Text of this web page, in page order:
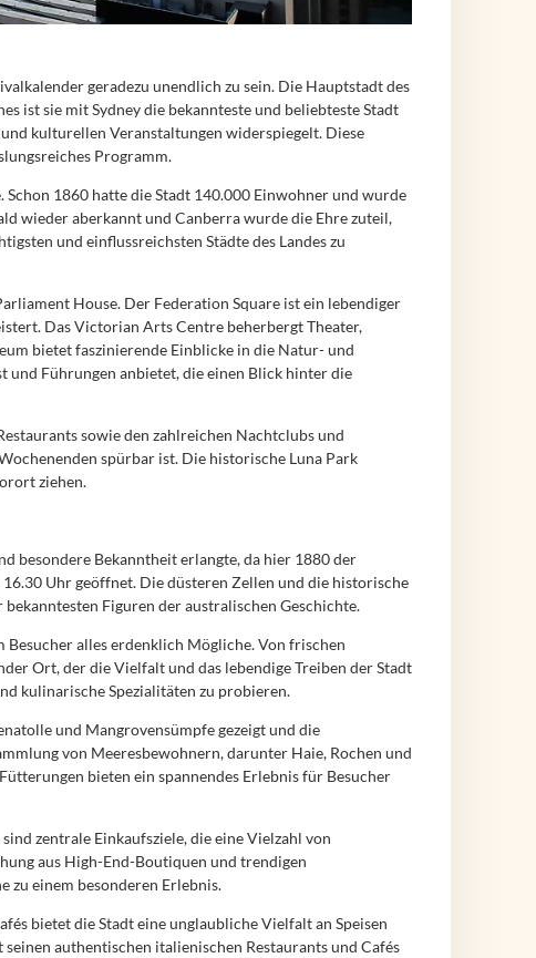
geradezu unendlich zu sein. Die Hauptstadt des
ist sie mit Sydney die bekannteste und beliebteste Stadt
kulturellen Veranstaltungen widerspiegelt. Diese
Programm.
1860 hatte die Stadt 140.000 Einwohner und wurde
wieder aberkannt und Canberra wurde die Ehre zuteil,
und einflussreichsten Städte des Landes zu
House. Der Federation Square ist ein lebendiger
Das Victorian Arts Centre beherbergt Theater,
bietet faszinierende Einblicke in die Natur- und
Führungen anbietet, die einen Blick hinter die
sowie den zahlreichen Nachtclubs und
spürbar ist. Die historische Luna Park
ziehen.
besondere Bekanntheit erlangte, da hier 1880 der
Uhr geöffnet. Die düsteren Zellen und die historische
Figuren der australischen Geschichte.
Besucher alles erdenklich Mögliche. Von frischen
Ort, der die Vielfalt und das lebendige Treiben der Stadt
kulinarische Spezialitäten zu probieren.
und Mangrovensümpfe gezeigt und die
von Meeresbewohnern, darunter Haie, Rochen und
bieten ein spannendes Erlebnis für Besucher
zentrale Einkaufsziele, die eine Vielzahl von
aus High-End-Boutiquen und trendigen
zu einem besonderen Erlebnis.
bietet die Stadt eine unglaubliche Vielfalt an Speisen
authentischen italienischen Restaurants und Cafés